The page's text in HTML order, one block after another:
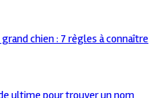
chien : 7 règles à connaître